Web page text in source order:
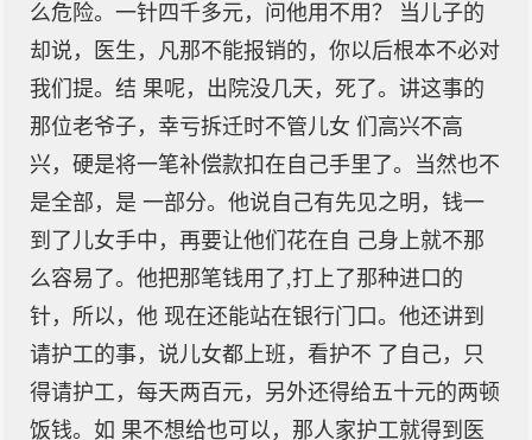
么危险。一针四千多元，问他用不用？ 当儿子的
却说，医生，凡那不能报销的，你以后根本不必对
我们提。结 果呢，出院没几天，死了。讲这事的
那位老爷子，幸亏拆迁时不管儿女 们高兴不高
兴，硬是将一笔补偿款扣在自己手里了。当然也不
是全部，是 一部分。他说自己有先见之明，钱一
到了儿女手中，再要让他们花在自 己身上就不那
么容易了。他把那笔钱用了,打上了那种进口的
针，所以，他 现在还能站在银行门口。他还讲到
请护工的事，说儿女都上班，看护不 了自己，只
得请护工，每天两百元，另外还得给五十元的两顿
饭钱。如 果不想给也可以，那人家护工就得到医